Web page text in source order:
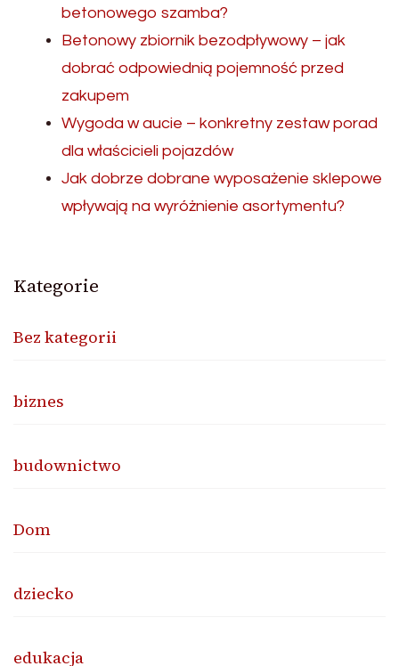
betonowego szamba?
Betonowy zbiornik bezodpływowy – jak
dobrać odpowiednią pojemność przed
zakupem
Wygoda w aucie – konkretny zestaw porad
dla właścicieli pojazdów
Jak dobrze dobrane wyposażenie sklepowe
wpływają na wyróżnienie asortymentu?
Kategorie
Bez kategorii
biznes
budownictwo
Dom
dziecko
edukacja